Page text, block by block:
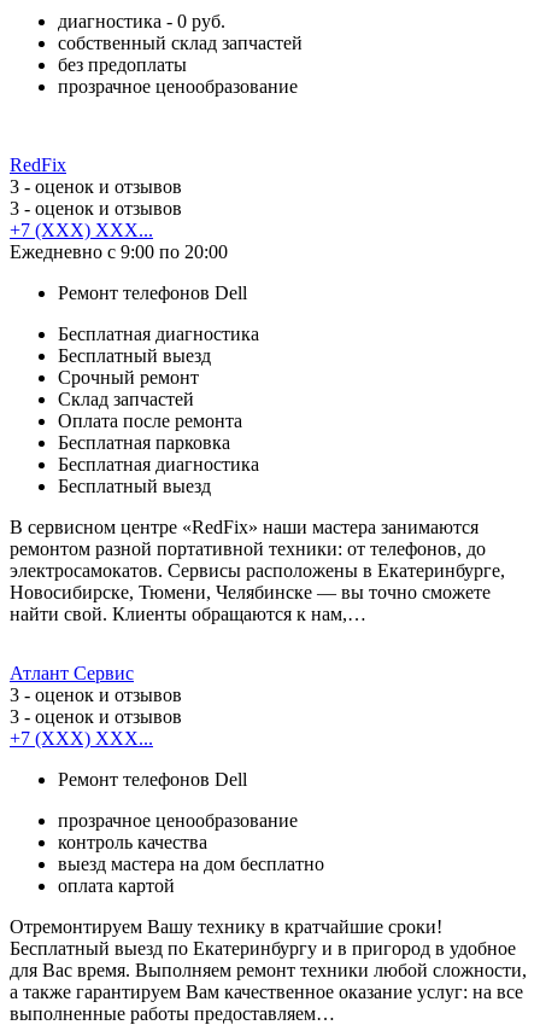
диагностика - 0 руб.
собственный склад запчастей
без предоплаты
прозрачное ценообразование
RedFix
3 - оценок и отзывов
3 - оценок и отзывов
+7 (XXX) XXX...
Ежедневно с 9:00 по 20:00
Ремонт телефонов Dell
Бесплатная диагностика
Бесплатный выезд
Срочный ремонт
Cклад запчастей
Оплата после ремонта
Бесплатная парковка
Бесплатная диагностика
Бесплатный выезд
В сервисном центре «RedFix» наши мастера занимаются
ремонтом разной портативной техники: от телефонов, до
электросамокатов. Сервисы расположены в Екатеринбурге,
Новосибирске, Тюмени, Челябинске — вы точно сможете
найти свой. Клиенты обращаются к нам,…
Атлант Сервис
3 - оценок и отзывов
3 - оценок и отзывов
+7 (XXX) XXX...
Ремонт телефонов Dell
прозрачное ценообразование
контроль качества
выезд мастера на дом бесплатно
оплата картой
Отремонтируем Вашу технику в кратчайшие сроки!
Бесплатный выезд по Екатеринбургу и в пригород в удобное
для Вас время. Выполняем ремонт техники любой сложности,
а также гарантируем Вам качественное оказание услуг: на все
выполненные работы предоставляем…